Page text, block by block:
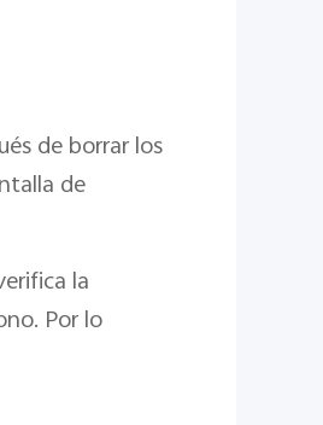
de borrar los
de
la
Por lo